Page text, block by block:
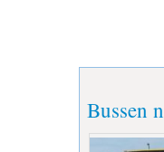
Bussen